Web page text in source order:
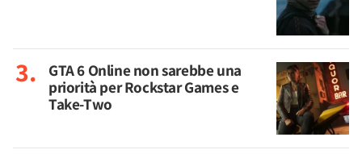
GTA 6 Online non sarebbe una
priorità per Rockstar Games e
Take-Two